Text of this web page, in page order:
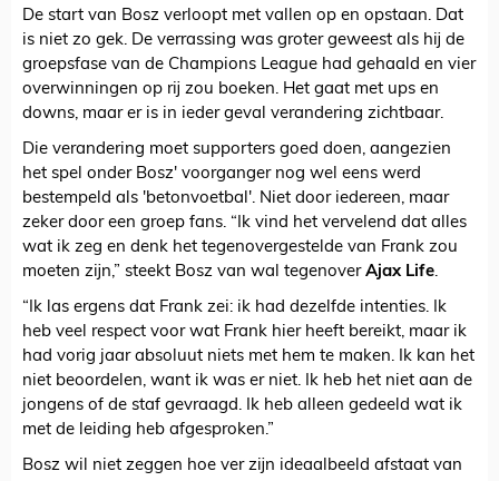
De start van Bosz verloopt met vallen op en opstaan. Dat
is niet zo gek. De verrassing was groter geweest als hij de
groepsfase van de Champions League had gehaald en vier
overwinningen op rij zou boeken. Het gaat met ups en
downs, maar er is in ieder geval verandering zichtbaar.
Die verandering moet supporters goed doen, aangezien
het spel onder Bosz' voorganger nog wel eens werd
bestempeld als 'betonvoetbal'. Niet door iedereen, maar
zeker door een groep fans. “Ik vind het vervelend dat alles
wat ik zeg en denk het tegenovergestelde van Frank zou
moeten zijn,” steekt Bosz van wal tegenover Ajax Life.
“Ik las ergens dat Frank zei: ik had dezelfde intenties. Ik
heb veel respect voor wat Frank hier heeft bereikt, maar ik
had vorig jaar absoluut niets met hem te maken. Ik kan het
niet beoordelen, want ik was er niet. Ik heb het niet aan de
jongens of de staf gevraagd. Ik heb alleen gedeeld wat ik
met de leiding heb afgesproken.”
Bosz wil niet zeggen hoe ver zijn ideaalbeeld afstaat van